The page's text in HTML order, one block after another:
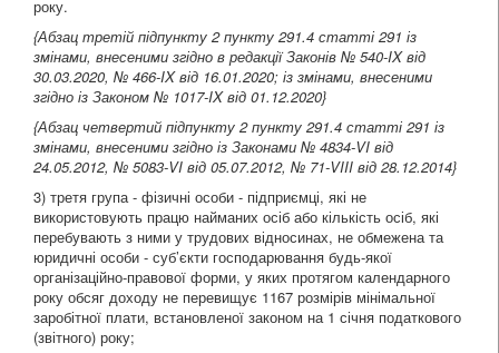
року.
{Абзац третій підпункту 2 пункту 291.4 статті 291 із
змінами, внесеними згідно в редакції Законів № 540-IX від
30.03.2020, № 466-IX від 16.01.2020; із змінами, внесеними
згідно із Законом № 1017-IX від 01.12.2020}
{Абзац четвертий підпункту 2 пункту 291.4 статті 291 із
змінами, внесеними згідно із Законами № 4834-VI від
24.05.2012, № 5083-VI від 05.07.2012, № 71-VIII від 28.12.2014}
3) третя група - фізичні особи - підприємці, які не
використовують працю найманих осіб або кількість осіб, які
перебувають з ними у трудових відносинах, не обмежена та
юридичні особи - суб’єкти господарювання будь-якої
організаційно-правової форми, у яких протягом календарного
року обсяг доходу не перевищує 1167 розмірів мінімальної
заробітної плати, встановленої законом на 1 січня податкового
(звітного) року;